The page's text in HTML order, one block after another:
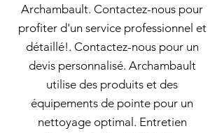
Archambault. Contactez-nous pour
profiter d'un service professionnel et
détaillé!. Contactez-nous pour un
devis personnalisé. Archambault
utilise des produits et des
équipements de pointe pour un
nettoyage optimal. Entretien